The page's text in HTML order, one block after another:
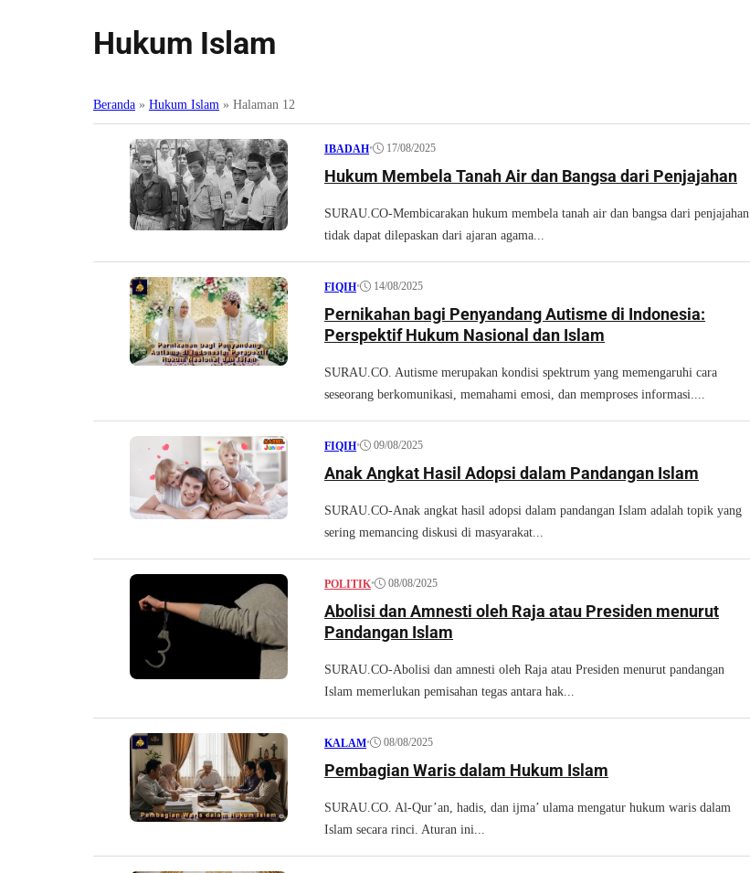
Hukum Islam
Beranda » Hukum Islam » Halaman 12
IBADAH• 17/08/2025
Hukum Membela Tanah Air dan Bangsa dari Penjajahan
SURAU.CO-Membicarakan hukum membela tanah air dan bangsa dari penjajahan
tidak dapat dilepaskan dari ajaran agama...
FIQIH• 14/08/2025
Pernikahan bagi Penyandang Autisme di Indonesia:
Perspektif Hukum Nasional dan Islam
SURAU.CO. Autisme merupakan kondisi spektrum yang memengaruhi cara
seseorang berkomunikasi, memahami emosi, dan memproses informasi....
FIQIH• 09/08/2025
Anak Angkat Hasil Adopsi dalam Pandangan Islam
SURAU.CO-Anak angkat hasil adopsi dalam pandangan Islam adalah topik yang
sering memancing diskusi di masyarakat...
POLITIK• 08/08/2025
Abolisi dan Amnesti oleh Raja atau Presiden menurut
Pandangan Islam
SURAU.CO-Abolisi dan amnesti oleh Raja atau Presiden menurut pandangan
Islam memerlukan pemisahan tegas antara hak...
KALAM• 08/08/2025
Pembagian Waris dalam Hukum Islam
SURAU.CO. Al-Qur’an, hadis, dan ijma’ ulama mengatur hukum waris dalam
Islam secara rinci. Aturan ini...